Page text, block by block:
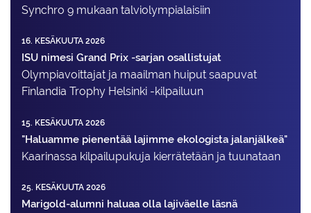
Synchro 9 mukaan talviolympialaisiin
16. KESÄKUUTA 2026
ISU nimesi Grand Prix -sarjan osallistujat
Olympiavoittajat ja maailman huiput saapuvat
Finlandia Trophy Helsinki -kilpailuun
15. KESÄKUUTA 2026
"Haluamme pienentää lajimme ekologista jalanjälkeä"
Kaarinassa kilpailupukuja kierrätetään ja tuunataan
25. KESÄKUUTA 2026
Marigold-alumni haluaa olla lajiväelle läsnä